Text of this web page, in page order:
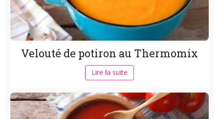
Velouté de potiron au Thermomix
Lire la suite